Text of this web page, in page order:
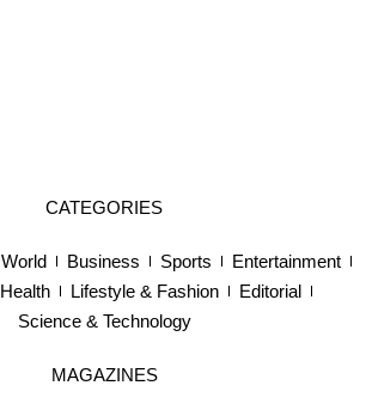
CATEGORIES
World Business Sports
Entertainment
Health Lifestyle & Fashion
Editorial
Science & Technology
MAGAZINES